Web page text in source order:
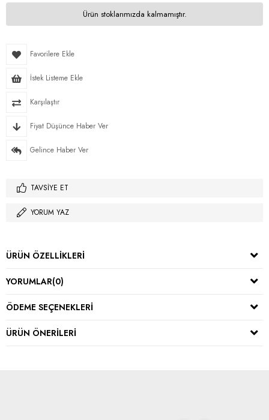
Ürün stoklarımızda kalmamıştır.
Favorilere Ekle
İstek Listeme Ekle
Karşılaştır
Fiyat Düşünce Haber Ver
Gelince Haber Ver
TAVSIYE ET
YORUM YAZ
ÜRÜN ÖZELLIKLERI
YORUMLAR(0)
ÖDEME SEÇENEKLERI
ÜRÜN ÖNERILERI